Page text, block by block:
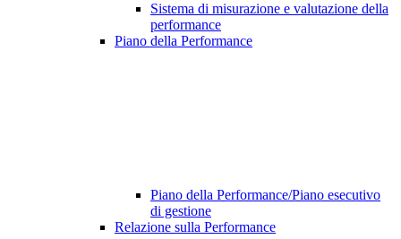
Sistema di misurazione e valutazione della
performance
Piano della Performance
Piano della Performance/Piano esecutivo
di gestione
Relazione sulla Performance